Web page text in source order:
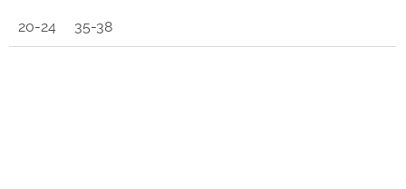
20-24 35-38